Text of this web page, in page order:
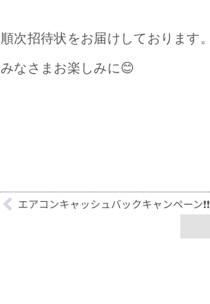
順次招待状をお届けしております。
みなさまお楽しみに😊
エアコンキャッシュバックキャンペーン❗❗